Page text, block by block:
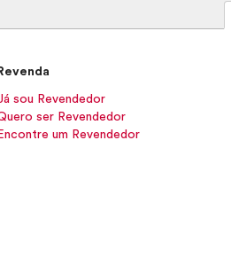
sou Revendedor
ser Revendedor
Encontre um Revendedor